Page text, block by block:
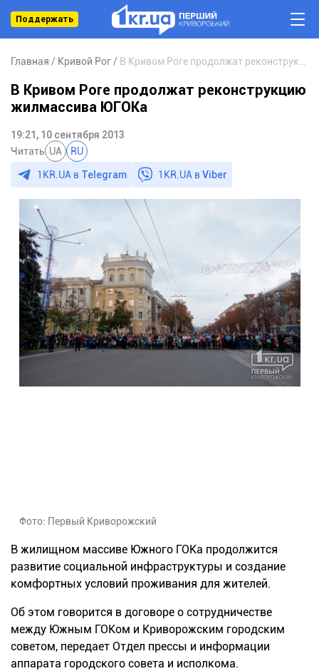
Поддержать
Главная Кривой Рог
В Кривом Роге продолжат реконструкцию
жилмассива ЮГОКа
19:21, 10 сентября 2013
Читать UA RU
1KR.UA в Telegram 1KR.UA вViber
Фото: Первый Криворожский
В жилищном массиве Южного ГОКа продолжится
развитие социальной инфраструктуры и создание
комфортных условий проживания для жителей.
Об этом говорится в договоре о сотрудничестве
между Южным ГОКом и Криворожским городским
советом, передает Отдел прессы и информации
аппарата городского совета и исполкома.